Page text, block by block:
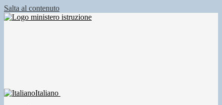
Salta al contenuto
Italiano